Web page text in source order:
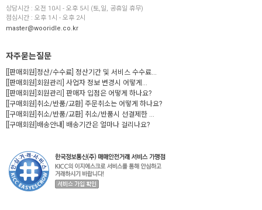
상담시간 : 오전 10시 - 오후 5시 (토,일, 공휴일 휴무)
점심시간 : 오후 1시 - 오후 2시
master@wooridle.co.kr
자주묻는질문
[[판매회원]정산/수수료] 정산기간 및 서비스 수수료...
[[판매회원]회원관리] 사업자 정보 변경시 어떻게...
[[판매회원]회원관리] 판매자 입점은 어떻게 하나요?
[[구매회원]취소/반품/교환] 주문취소는 어떻게 하나요?
[[구매회원]취소/반품/교환] 취소/반품시 선결제한 ...
[[구매회원]배송안내] 배송기간은 얼마나 걸리나요?